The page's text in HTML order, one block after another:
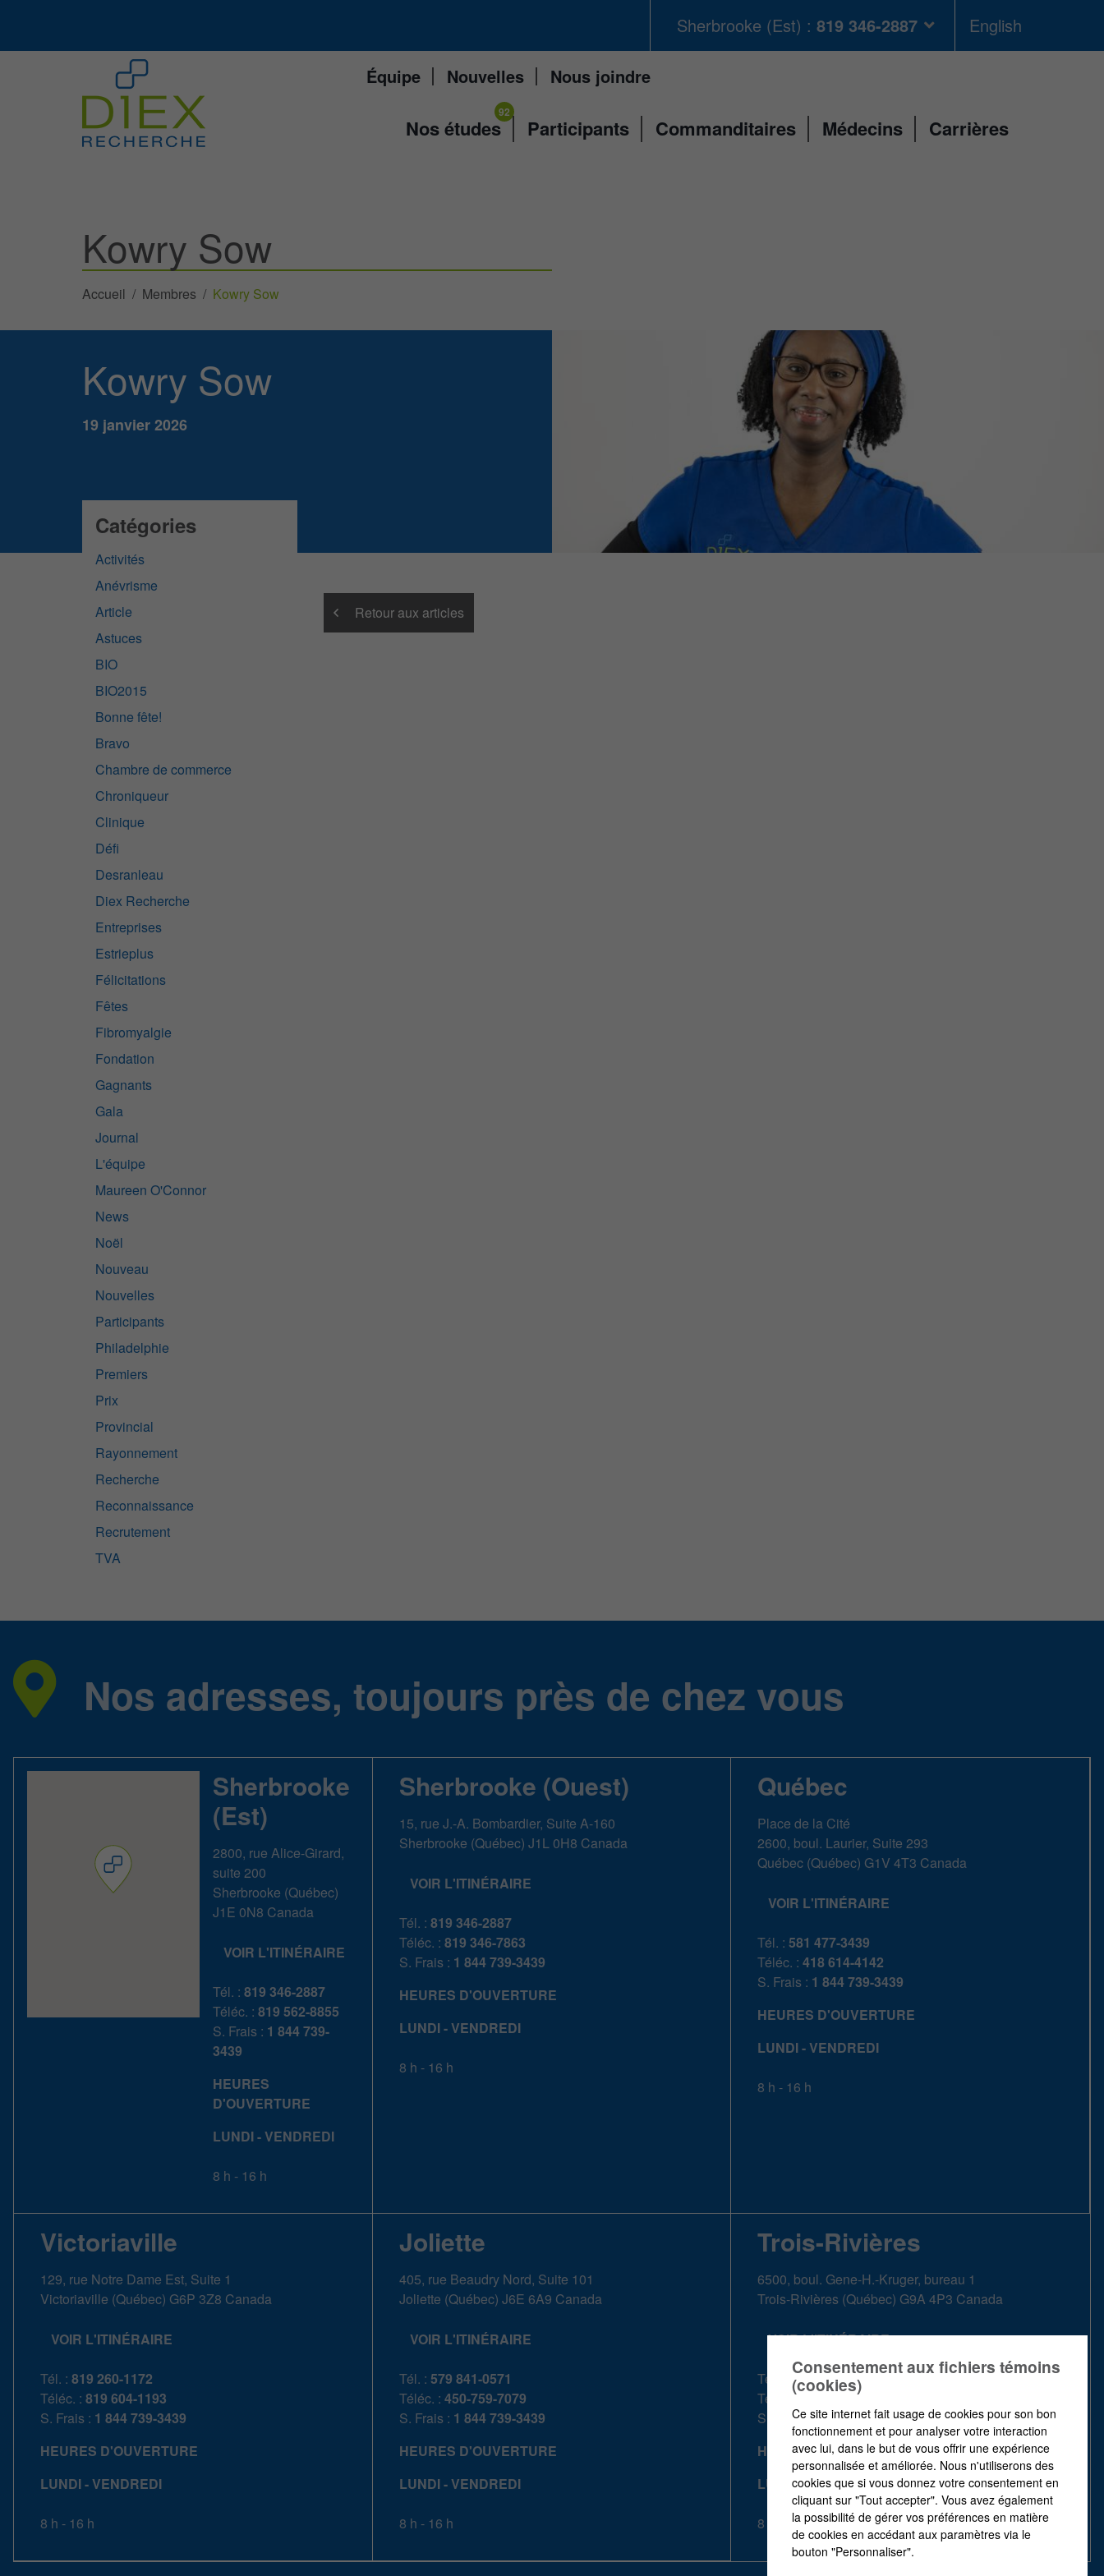
Sherbrooke (Est) : 819 346-2887 English
Équipe Nouvelles Nous joindre
Nos études Participants Commanditaires Médecins Carrières
Kowry Sow
Accueil Membres Kowry Sow
Kowry Sow
19 janvier 2026
Catégories
Activités
Anévrisme
Article
Astuces
BIO
BIO2015
Bonne fête!
Bravo
Chambre de commerce
Chroniqueur
Clinique
Défi
Desranleau
Diex Recherche
Entreprises
Estrieplus
Félicitations
Fêtes
Fibromyalgie
Fondation
Gagnants
Gala
Journal
L'équipe
Maureen O'Connor
News
Noël
Nouveau
Nouvelles
Participants
Philadelphie
Premiers
Prix
Provincial
Rayonnement
Recherche
Reconnaissance
Recrutement
TVA
Retour aux articles
Nos adresses, toujours près de chez vous
Sherbrooke
(Est)
2800, rue Alice-Girard,
suite 200
Sherbrooke (Québec)
J1E 0N8 Canada
VOIR L'ITINÉRAIRE
Tél. : 819 346-2887
Téléc. : 819 562-8855
S. Frais : 1 844 739-
3439
HEURES
D'OUVERTURE
LUNDI - VENDREDI
8 h - 16 h
Sherbrooke (Ouest)
15, rue J.-A. Bombardier, Suite A-160
Sherbrooke (Québec) J1L 0H8 Canada
VOIR L'ITINÉRAIRE
Tél. : 819 346-2887
Téléc. : 819 346-7863
S. Frais : 1 844 739-3439
HEURES D'OUVERTURE
LUNDI - VENDREDI
8 h - 16 h
Québec
Place de la Cité
2600, boul. Laurier, Suite 293
Québec (Québec) G1V 4T3 Canada
VOIR L'ITINÉRAIRE
Tél. :581 477-3439
Téléc. :418 614-4142
S. Frais : 1 844 739-3439
HEURES D'OUVERTURE
LUNDI - VENDREDI
8 h - 16 h
Victoriaville
129, rue Notre Dame Est, Suite 1
Victoriaville (Québec) G6P 3Z8 Canada
VOIR L'ITINÉRAIRE
Tél. : 819 260-1172
Téléc. : 819 604-1193
S. Frais : 1 844 739-3439
HEURES D'OUVERTURE
LUNDI - VENDREDI
8 h - 16 h
Joliette
405, rue Beaudry Nord, Suite 101
Joliette (Québec) J6E 6A9 Canada
VOIR L'ITINÉRAIRE
Tél. : 579 841-0571
Téléc. : 450-759-7079
S. Frais : 1 844 739-3439
HEURES D'OUVERTURE
LUNDI - VENDREDI
8 h - 16 h
Trois-Rivières
6500, boul. Gene-H.-Kruger, bureau 1
Trois-Rivières (Québec) G9A 4P3 Canada
VOIR L'ITINÉRAIRE
Tél. :
819 801-9797
Téléc. :
819 370-2047
S. Frais :1 844 739-3439
HEURES D'OUVERTURE
LUNDI - VENDREDI
8 h - 16 h
Consentement aux fichiers témoins
(cookies)
Ce site internet fait usage de cookies pour son bon
fonctionnement et pour analyser votre interaction
avec lui, dans le but de vous offrir une expérience
personnalisée et améliorée. Nous n'utiliserons des
cookies que si vous donnez votre consentement en
cliquant sur "Tout accepter". Vous avez également
la possibilité de gérer vos préférences en matière
de cookies en accédant aux paramètres via le
bouton "Personnaliser".